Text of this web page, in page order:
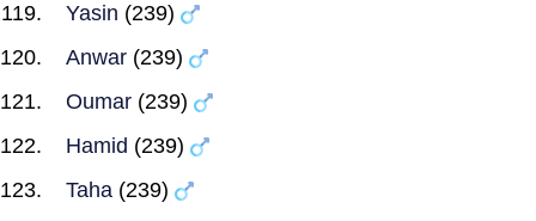
Yasin (239)
Anwar (239)
Oumar (239)
Hamid (239)
Taha (239)